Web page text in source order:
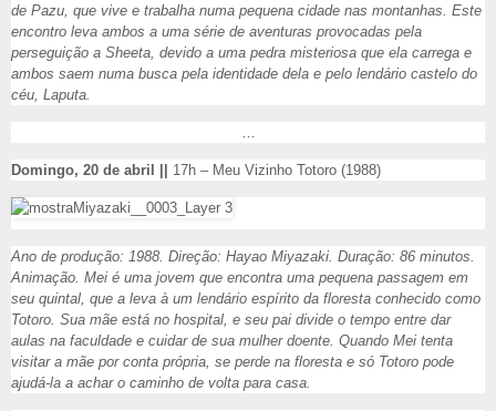
de Pazu, que vive e trabalha numa pequena cidade nas montanhas. Este
encontro leva ambos a uma série de aventuras provocadas pela
perseguição a Sheeta, devido a uma pedra misteriosa que ela carrega e
ambos saem numa busca pela identidade dela e pelo lendário castelo do
céu, Laputa.
…
Domingo, 20 de abril || 17h – Meu Vizinho Totoro (1988)
Ano de produção: 1988. Direção: Hayao Miyazaki. Duração: 86 minutos.
Animação. Mei é uma jovem que encontra uma pequena passagem em
seu quintal, que a leva à um lendário espírito da floresta conhecido como
Totoro. Sua mãe está no hospital, e seu pai divide o tempo entre dar
aulas na faculdade e cuidar de sua mulher doente. Quando Mei tenta
visitar a mãe por conta própria, se perde na floresta e só Totoro pode
ajudá-la a achar o caminho de volta para casa.